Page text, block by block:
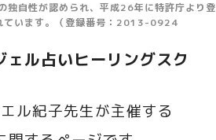
独自性が認められ、平成26年に特許庁より登
ています。（登録番号：2013-0924
ェル占いヒーリングスク
ル紀子先生が主催する